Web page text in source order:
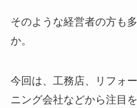
そのような経営者の方も
か。
今回は、工務店、リフォ
ニング会社などから注目